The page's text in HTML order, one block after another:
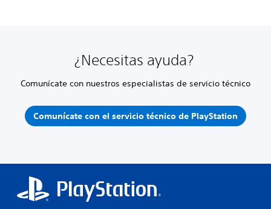
¿Necesitas ayuda?
Comunícate con nuestros especialistas de servicio técnico
Comunícate con el servicio técnico de PlayStation